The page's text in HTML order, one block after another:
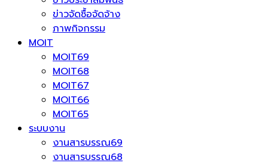
ข่าวจัดซื้อจัดจ้าง
ภาพกิจกรรม
MOIT
MOIT69
MOIT68
MOIT67
MOIT66
MOIT65
ระบบงาน
งานสารบรรณ69
งานสารบรรณ68